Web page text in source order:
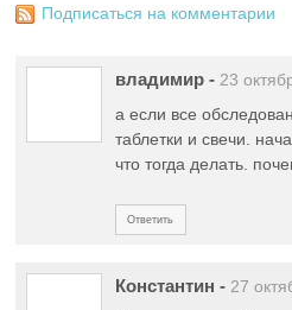
Подписаться на комментарии
владимир - 23
а если все
таблетки и свечи.
что тогда делать.
Ответить
Константин - 27